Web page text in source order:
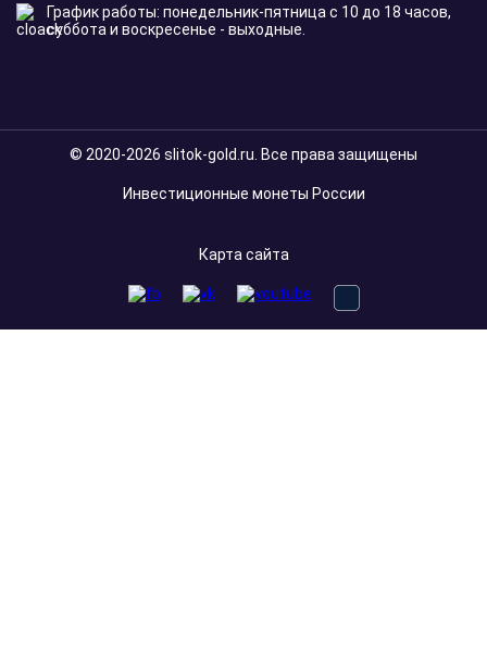
График работы: понедельник-пятница с 10 до 18 часов,
суббота и воскресенье - выходные.
© 2020-2026 slitok-gold.ru. Все права защищены
Инвестиционные монеты России
Карта сайта